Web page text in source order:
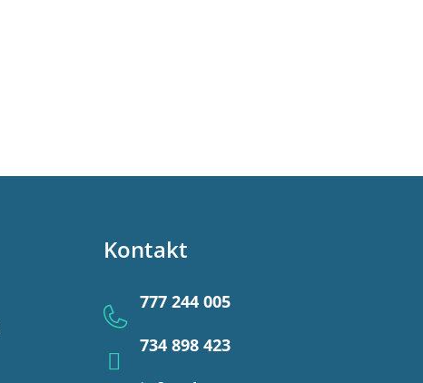
Kontakt
777 244 005
734 898 423